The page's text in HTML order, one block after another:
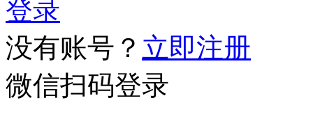
登录
没有账号？ 立即注册
微信扫码登录